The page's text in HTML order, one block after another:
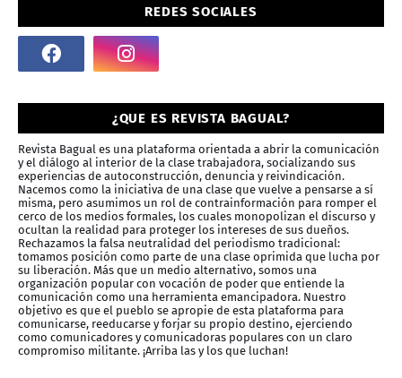
REDES SOCIALES
¿QUE ES REVISTA BAGUAL?
Revista Bagual es una plataforma orientada a abrir la comunicación
y el diálogo al interior de la clase trabajadora, socializando sus
experiencias de autoconstrucción, denuncia y reivindicación.
Nacemos como la iniciativa de una clase que vuelve a pensarse a sí
misma, pero asumimos un rol de contrainformación para romper el
cerco de los medios formales, los cuales monopolizan el discurso y
ocultan la realidad para proteger los intereses de sus dueños.
Rechazamos la falsa neutralidad del periodismo tradicional:
tomamos posición como parte de una clase oprimida que lucha por
su liberación. Más que un medio alternativo, somos una
organización popular con vocación de poder que entiende la
comunicación como una herramienta emancipadora. Nuestro
objetivo es que el pueblo se apropie de esta plataforma para
comunicarse, reeducarse y forjar su propio destino, ejerciendo
como comunicadores y comunicadoras populares con un claro
compromiso militante. ¡Arriba las y los que luchan!